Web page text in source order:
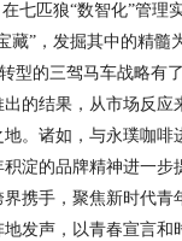
七匹狼“数智化”管理
藏”，发掘其中的精髓
型的三驾马车战略有
的结果，从市场反
。诸如，与永璞咖
淀的品牌精神进一
携手，聚焦新时代
发声，以青春宣言